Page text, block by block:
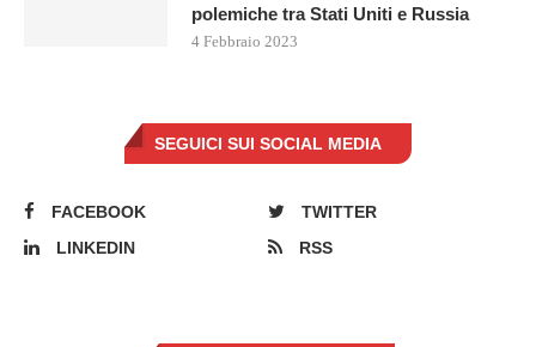
polemiche tra Stati Uniti e Russia
4 Febbraio 2023
SEGUICI SUI SOCIAL MEDIA
FACEBOOK
TWITTER
LINKEDIN
RSS